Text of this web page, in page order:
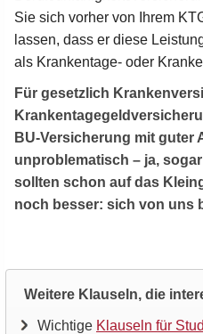
Sie sich vorher von Ihrem
lassen, dass er diese
als Krankentage- oder
Für gesetzlich
BU-Versicherung mit guter
unproblematisch – ja,
sollten schon auf das
noch besser: sich von uns
Weitere Klauseln, die
Wichtige Klauseln für